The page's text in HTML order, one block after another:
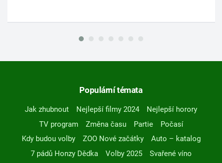
Populární témata
Jak zhubnout Nejlepší filmy 2024
Nejlepší horory
TV program
Změna času Partie
Počasí
Kdy budou volby
ZOO Nové začátky
Auto – katalog
7 pádů Honzy Dědka
Volby 2025
Svařené víno